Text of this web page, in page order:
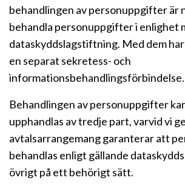
behandlingen av personuppgifter är
behandla personuppgifter i enlighet
dataskyddslagstiftning. Med dem
en separat sekretess- och
informationsbehandlingsförbindelse.
Behandlingen av personuppgifter
upphandlas av tredje part, varvid vi
avtalsarrangemang garanterar att
behandlas enligt gällande
övrigt på ett behörigt sätt.